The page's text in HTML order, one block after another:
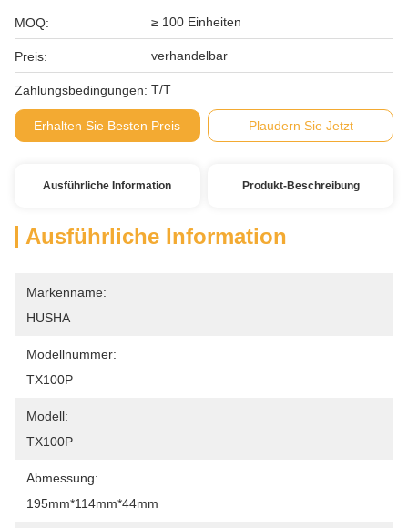
MOQ: ≥ 100 Einheiten
Preis: verhandelbar
Zahlungsbedingungen: T/T
Erhalten Sie Besten Preis Plaudern Sie Jetzt
Ausführliche Information Produkt-Beschreibung
Ausführliche Information
Markenname:
HUSHA
Modellnummer:
TX100P
Modell:
TX100P
Abmessung:
195mm*114mm*44mm